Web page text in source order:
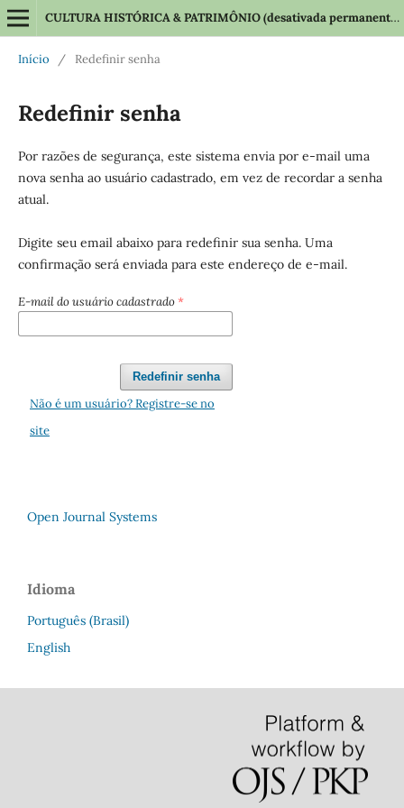
CULTURA HISTÓRICA & PATRIMÔNIO (desativada permanentemente em 2025)
Início / Redefinir senha
Redefinir senha
Por razões de segurança, este sistema envia por e-mail uma
nova senha ao usuário cadastrado, em vez de recordar a senha
atual.
Digite seu email abaixo para redefinir sua senha. Uma
confirmação será enviada para este endereço de e-mail.
E-mail do usuário cadastrado *
Redefinir senha
Não é um usuário? Registre-se no
site
Open Journal Systems
Idioma
Português (Brasil)
English